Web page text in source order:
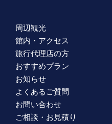
周辺観光
館内・アクセス
旅行代理店の方
おすすめプラン
お知らせ
よくあるご質問
お問い合わせ
ご相談・お見積り